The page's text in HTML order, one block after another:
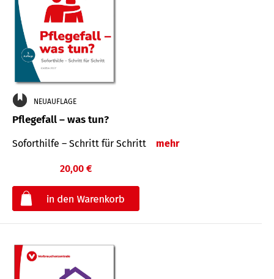
NEUAUFLAGE
Pflegefall – was tun?
Soforthilfe – Schritt für Schritt mehr
20,00 €